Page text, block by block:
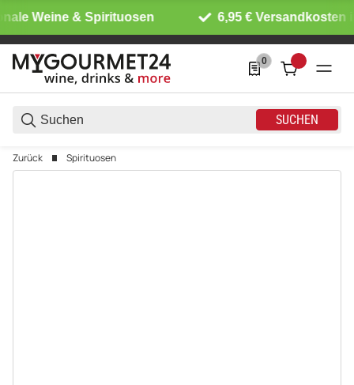
Weine & Spirituosen 6,95 € Versandkosten
SUCHEN
0
0 Produkte in der
Zurück Spirituosen